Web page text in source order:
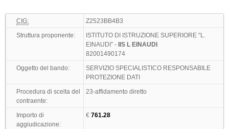
CIG:
Z2523BB4B3
Struttura proponente:
ISTITUTO DI ISTRUZIONE SUPERIORE “L.
EINAUDI” -
IIS L EINAUDI
82001490174
Oggetto del bando:
SERVIZIO SPECIALISTICO RESPONSABILE
PROTEZIONE DATI
Procedura di scelta del
contraente:
23-affidamento diretto
Importo di
aggiudicazione:
€761.28